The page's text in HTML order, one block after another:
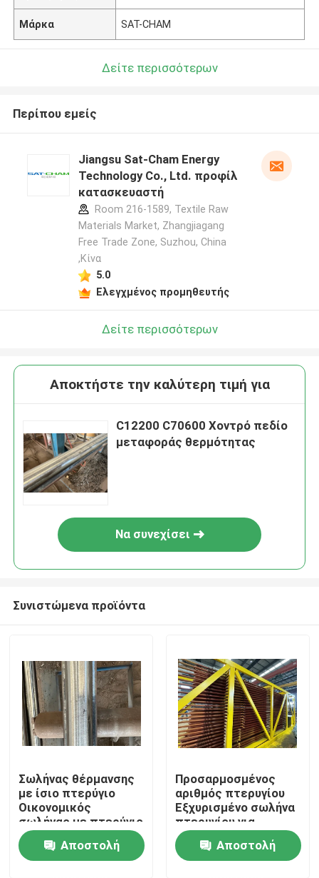
Σπίτι
Προϊόντα
Μάρκα SAT-CHAM
Δείτε περισσότερων
Περίπου εμείς
Jiangsu Sat-Cham Energy
Technology Co., Ltd. προφίλ
κατασκευαστή
Room 216-1589, Textile Raw
Materials Market, Zhangjiagang
Free Trade Zone, Suzhou, China
,Κίνα
5.0
Ελεγχμένος προμηθευτής
Δείτε περισσότερων
Αποκτήστε την καλύτερη τιμή για
C12200 C70600 Χοντρό πεδίο
μεταφοράς θερμότητας
Να συνεχίσει
Συνιστώμενα προϊόντα
Σωλήνας θέρμανσης
με ίσιο πτερύγιο
Οικονομικός
σωλήνας με πτερύγιο
ISO CE
Αποστολή
Προσαρμοσμένος
αριθμός πτερυγίου
Εξχυρισμένο σωλήνα
πτερυγίου για
βέλτιστη απόδοση
μεταφοράς
θερμότητας
Αποστολή